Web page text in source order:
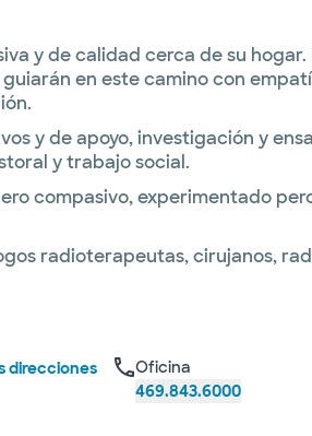
y de calidad cerca de su
en este camino con
y de apoyo, investigación y
y trabajo social.
compasivo, experimentado
radioterapeutas, cirujanos,
direcciones
Oficina
469.843.6000